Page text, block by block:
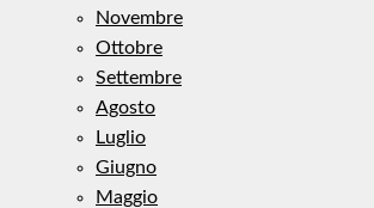
Novembre
Ottobre
Settembre
Agosto
Luglio
Giugno
Maggio